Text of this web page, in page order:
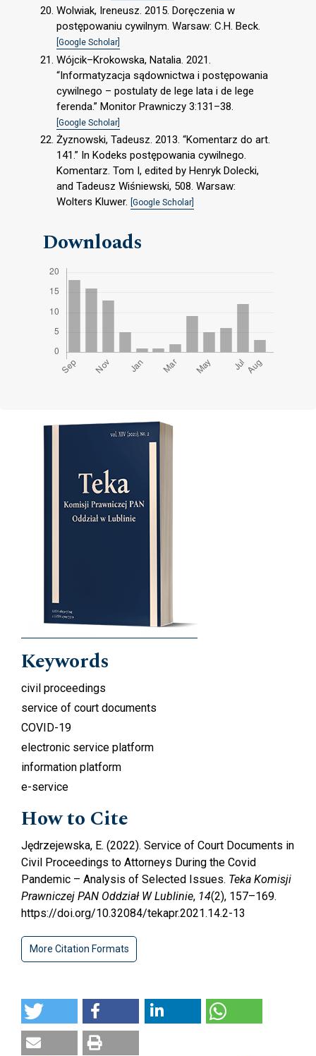
Wolwiak, Ireneusz. 2015. Doręczenia w
postępowaniu cywilnym. Warsaw: C.H. Beck.
[Google Scholar]
Wójcik–Krokowska, Natalia. 2021.
“Informatyzacja sądownictwa i postępowania
cywilnego – postulaty de lege lata i de lege
ferenda.” Monitor Prawniczy 3:131–38.
[Google Scholar]
Żyznowski, Tadeusz. 2013. “Komentarz do art.
141.” In Kodeks postępowania cywilnego.
Komentarz. Tom I, edited by Henryk Dolecki,
and Tadeusz Wiśniewski, 508. Warsaw:
Wolters Kluwer. [Google Scholar]
Downloads
Cover image
Keywords
civil proceedings
service of court documents
COVID-19
electronic service platform
information platform
e-service
How to Cite
Jędrzejewska, E. (2022). Service of Court Documents in
Civil Proceedings to Attorneys During the Covid
Pandemic – Analysis of Selected Issues. Teka Komisji
Prawniczej PAN Oddział W Lublinie, 14(2), 157–169.
https://doi.org/10.32084/tekapr.2021.14.2-13
More Citation Formats